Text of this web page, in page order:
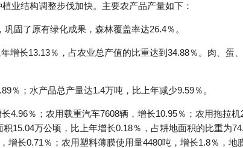
业结构调整步伐加快。主要农产品产量如下：
固了原有绿化成果，森林覆盖率达26.4％。
增长13.13％，占农业总产值的比重达到34.88％。肉、蛋
％；水产品总产量达1.4万吨，比上年减少9.59％。
4.96％；农用载重汽车7608辆，增长10.95％；农用拖拉机
15.04万公顷，比上年增长0.18％，占耕地面积的比重为
增长0.71％；农用塑料薄膜使用量4480吨，增长1.8％，地